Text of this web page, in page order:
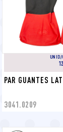
UNID/
12
PAR GUANTES
3041.0209